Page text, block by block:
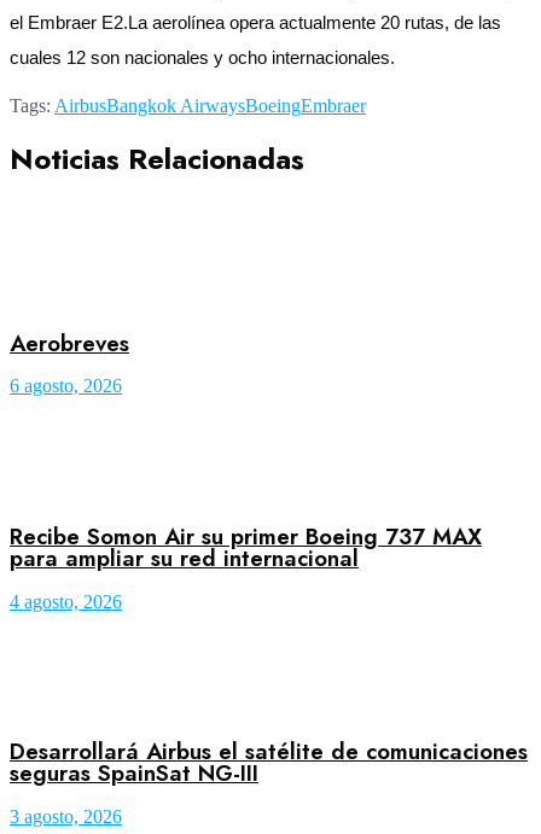
el Embraer E2.La aerolínea opera actualmente 20 rutas, de las
cuales 12 son nacionales y ocho internacionales.
Tags: AirbusBangkok AirwaysBoeingEmbraer
Noticias Relacionadas
Aerobreves
6 agosto, 2026
Recibe Somon Air su primer Boeing 737 MAX
para ampliar su red internacional
4 agosto, 2026
Desarrollará Airbus el satélite de comunicaciones
seguras SpainSat NG-III
3 agosto, 2026